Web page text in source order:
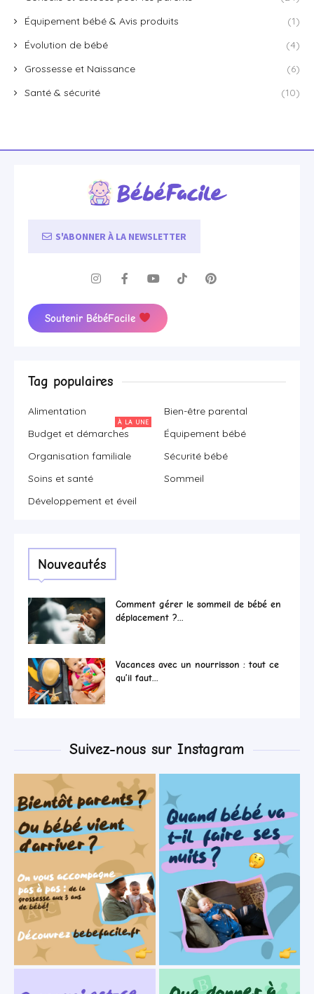
Équipement bébé & Avis produits
(1)
Évolution de bébé
(4)
Grossesse et Naissance
(6)
Santé & sécurité
(10)
S'ABONNER À LA NEWSLETTER
Soutenir BébéFacile
Tag populaires
Alimentation
Bien-être parental
Budget et démarches
À LA UNE
Équipement bébé
Organisation familiale
Sécurité bébé
Soins et santé
Sommeil
Développement et éveil
Nouveautés
Comment gérer le sommeil de bébé en
déplacement ?...
Vacances avec un nourrisson : tout ce
qu’il faut...
Suivez-nous sur Instagram